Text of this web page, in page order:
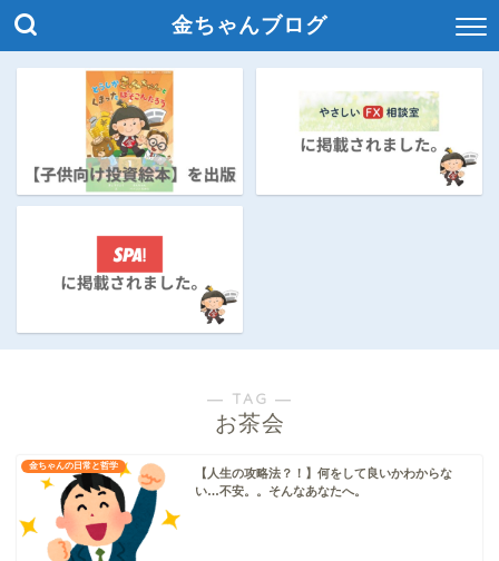
金ちゃんブログ
― TAG ―
お茶会
金ちゃんの日常と哲学
【人生の攻略法？！】何をして良いかわからな
い…不安。。そんなあなたへ。